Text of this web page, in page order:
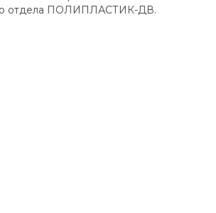
отдела ПОЛИПЛАСТИК-ДВ.